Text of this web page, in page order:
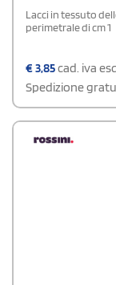
Lacci in tessuto
perimetrale di cm 1
€3,85cad. iva
Spedizione